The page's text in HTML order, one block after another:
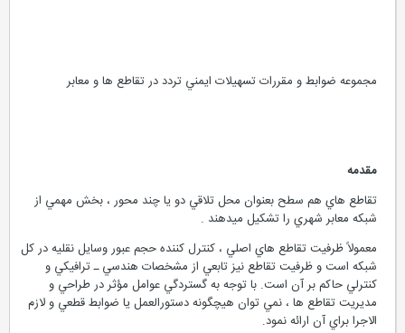
مجموعه ضوابط و مقررات تسهيلات ايمني تردد در تقاطع ها و معابر
مقدمه
تقاطع هاي هم سطح بعنوان محل تلاقي دو يا چند محور ، بخش مهمي از
شبكه معابر شهري را تشكيل ميدهند .
معمولاً ظرفيت تقاطع هاي اصلي ، كنترل كننده حجم عبور وسايل نقليه در كل
شبكه است و ظرفيت تقاطع نيز تابعي از مشخصات هندسي ـ ترافيكي و
كنترلي حاكم بر آن است. با توجه به گستردگي عوامل مؤثر در طراحي و
مديريت تقاطع ها ، نمي توان هيچگونه دستورالعمل يا ضوابط قطعي و لازم
الاجرا براي آن ارائه نمود.